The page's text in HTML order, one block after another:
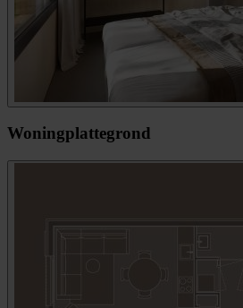
Woningplattegrond